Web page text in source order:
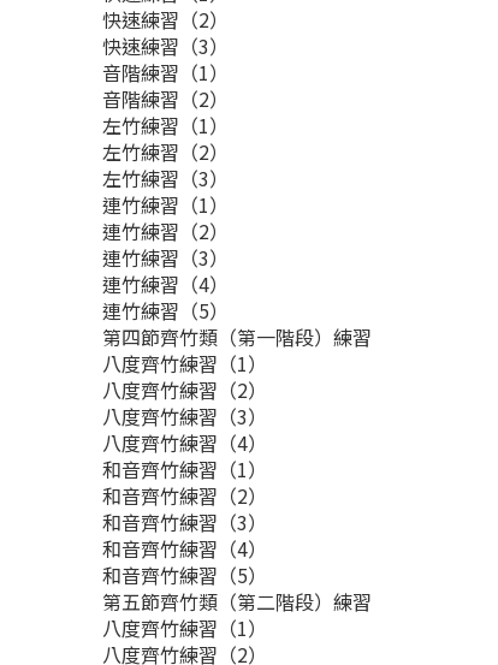
快速練習（2）
快速練習（3）
音階練習（1）
音階練習（2）
左竹練習（1）
左竹練習（2）
左竹練習（3）
連竹練習（1）
連竹練習（2）
連竹練習（3）
連竹練習（4）
連竹練習（5）
第四節齊竹類（第一階段）練習
八度齊竹練習（1）
八度齊竹練習（2）
八度齊竹練習（3）
八度齊竹練習（4）
和音齊竹練習（1）
和音齊竹練習（2）
和音齊竹練習（3）
和音齊竹練習（4）
和音齊竹練習（5）
第五節齊竹類（第二階段）練習
八度齊竹練習（1）
八度齊竹練習（2）